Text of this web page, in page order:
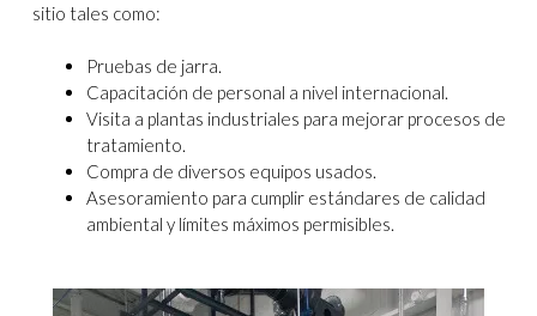
sitio tales como:
Pruebas de jarra.
Capacitación de personal a nivel internacional.
Visita a plantas industriales para mejorar procesos de
tratamiento.
Compra de diversos equipos usados.
Asesoramiento para cumplir estándares de calidad
ambiental y límites máximos permisibles.